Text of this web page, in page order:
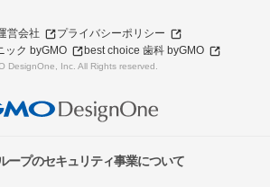
営会社
プライバシーポリシー
ック byGMO
best choice 歯科 byGMO
DesignOne, Inc. All Rights reserved.
ープのセキュリティ事業について